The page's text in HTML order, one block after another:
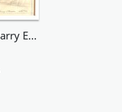
Superbe crayonné de Harry Ekman